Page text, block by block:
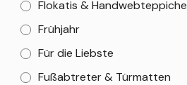
Flokatis & Handwebteppiche
Frühjahr
Für die Liebste
Fußabtreter & Türmatten